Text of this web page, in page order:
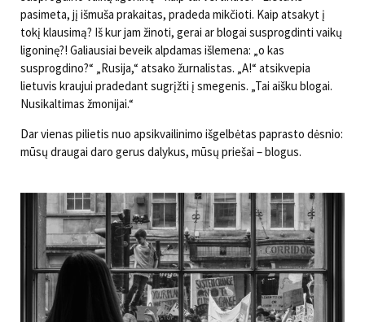
pasimeta, jį išmuša prakaitas, pradeda mikčioti. Kaip atsakyt į
tokį klausimą? Iš kur jam žinoti, gerai ar blogai susprogdinti vaikų
ligoninę?! Galiausiai beveik alpdamas išlemena: „o kas
susprogdino?“ „Rusija,“ atsako žurnalistas. „A!“ atsikvepia
lietuvis kraujui pradedant sugrįžti į smegenis. „Tai aišku blogai.
Nusikaltimas žmonijai.“
Dar vienas pilietis nuo apsikvailinimo išgelbėtas paprasto dėsnio:
mūsų draugai daro gerus dalykus, mūsų priešai – blogus.